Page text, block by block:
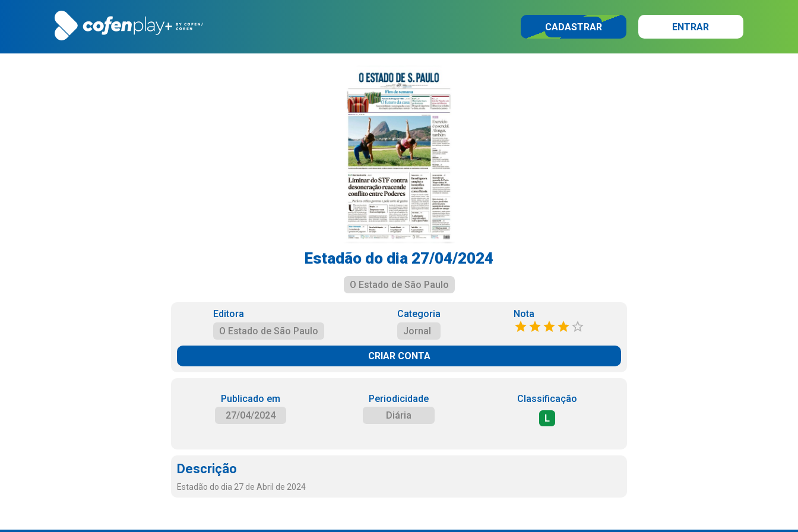
CADASTRAR ENTRAR
Estadão do dia 27/04/2024
O Estado de São Paulo
Editora
O Estado de São Paulo
Categoria
Jornal
Nota
CRIAR CONTA
Publicado em
27/04/2024
Periodicidade
Diária
Classificação
L
Descrição
Estadão do dia 27 de Abril de 2024